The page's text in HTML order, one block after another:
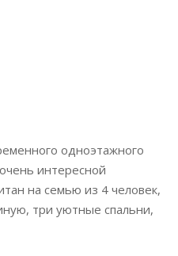
одноэтажного
интересной
на семью из 4 человек,
три уютные спальни,